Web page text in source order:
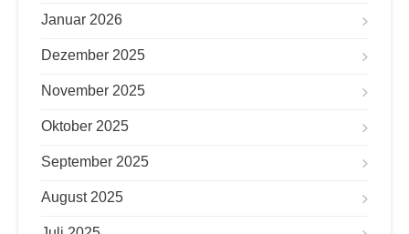
Januar 2026
Dezember 2025
November 2025
Oktober 2025
September 2025
August 2025